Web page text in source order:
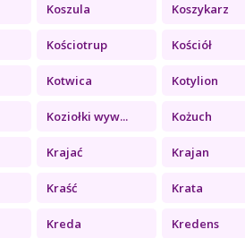
Koszula Koszykarz
Kościotrup Kościół
Kotwica Kotylion
Koziołki wyw... Kożuch
Krajać Krajan
Kraść Krata
Kreda Kredens